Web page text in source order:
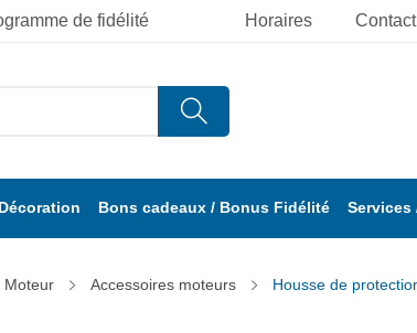
Horaires Contact
de fidélité
Bons cadeaux / Bonus Fidélité Services
Moteur Accessoires moteurs Housse de